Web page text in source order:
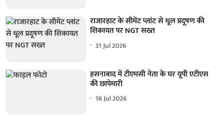
राजारहाट के सीमेंट प्लांट से धूल प्रदूषण की
शिकायत पर NGT सख्त
31 Jul 2026
हसनाबाद में टीएमसी नेता के घर यूपी एटीएस
की छापेमारी
16 Jul 2026